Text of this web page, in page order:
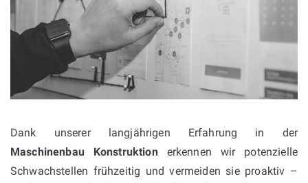
Dank unserer langjährigen Erfahrung in der
Maschinenbau Konstruktionerkennen wir potenzielle
Schwachstellen frühzeitig und vermeiden sie proaktiv –